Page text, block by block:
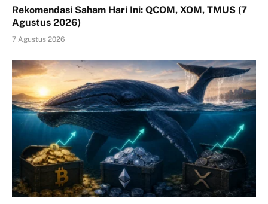
Rekomendasi Saham Hari Ini: QCOM, XOM, TMUS (7
Agustus 2026)
7 Agustus 2026